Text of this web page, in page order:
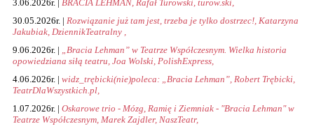
3.06.2026r. | BRACIA LEHMAN, Rafał Turowski, turow.ski,
30.05.2026r. | Rozwiązanie już tam jest, trzeba je tylko dostrzec!, Katarzyna
Jakubiak, DziennikTeatralny ,
9.06.2026r. | „Bracia Lehman” w Teatrze Współczesnym. Wielka historia
opowiedziana siłą teatru, Joa Wolski, PolishExpress,
4.06.2026r. | widz_trębicki(nie)poleca: „Bracia Lehman”, Robert Trębicki,
TeatrDlaWszystkich.pl,
1.07.2026r. | Oskarowe trio - Mózg, Ramię i Ziemniak - "Bracia Lehman" w
Teatrze Współczesnym, Marek Zajdler, NaszTeatr,